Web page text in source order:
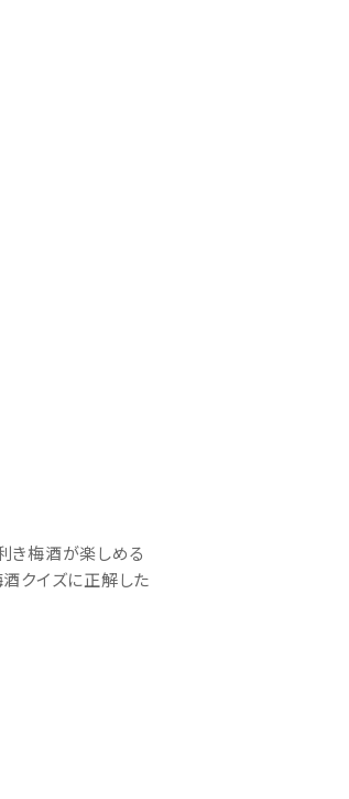
き梅酒が楽しめる
クイズに正解した